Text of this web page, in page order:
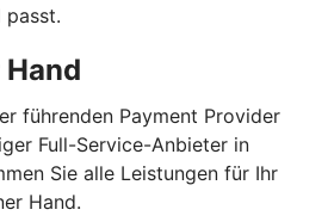
passt.
führenden Payment Provider
Full-Service-Anbieter in
Sie alle Leistungen für Ihr
Hand.